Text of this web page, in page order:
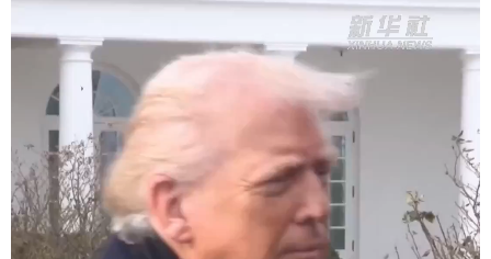
文化 书画 军事
访谈
法律
食品 人居 信息化 数字经济
学术中国 乡村振兴 银龄 溯源中国